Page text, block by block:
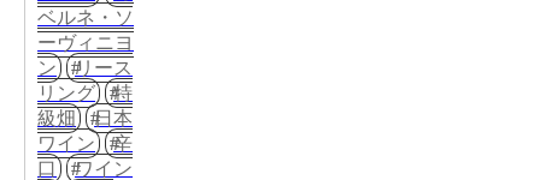
ベルネ・ソ
ーヴィニヨ
ン
リース
リング
特
級畑
日本
ワイン
辛
口
ワイン